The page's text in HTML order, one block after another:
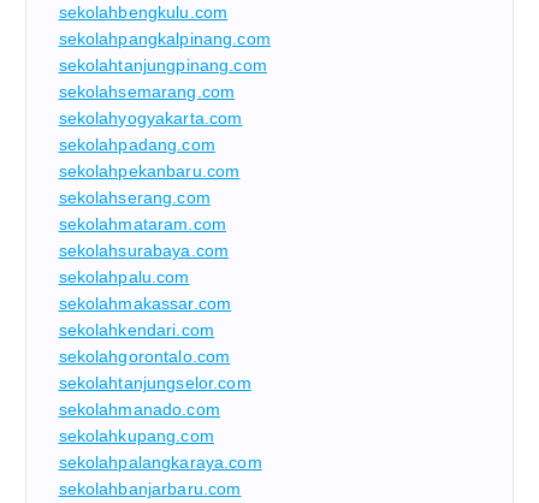
sekolahbengkulu.com
sekolahpangkalpinang.com
sekolahtanjungpinang.com
sekolahsemarang.com
sekolahyogyakarta.com
sekolahpadang.com
sekolahpekanbaru.com
sekolahserang.com
sekolahmataram.com
sekolahsurabaya.com
sekolahpalu.com
sekolahmakassar.com
sekolahkendari.com
sekolahgorontalo.com
sekolahtanjungselor.com
sekolahmanado.com
sekolahkupang.com
sekolahpalangkaraya.com
sekolahbanjarbaru.com